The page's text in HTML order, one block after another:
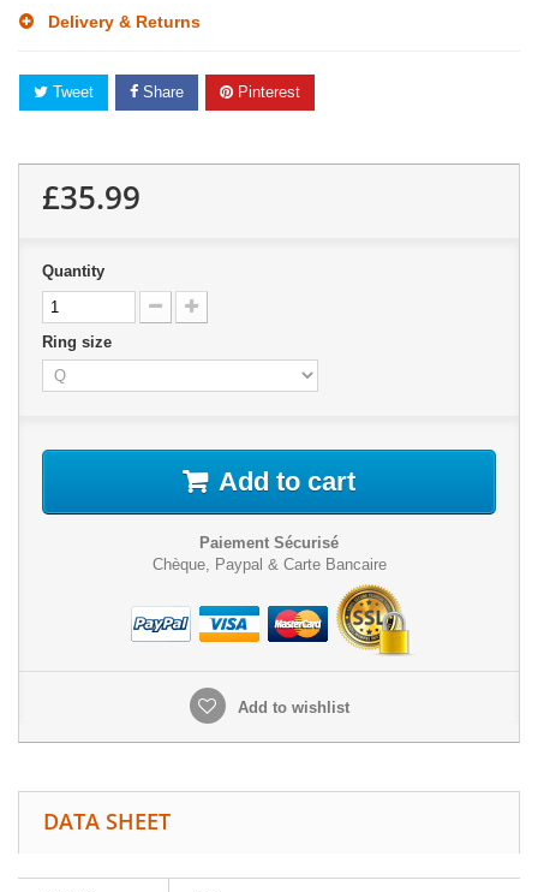
Delivery & Returns
Tweet Share Pinterest
£35.99
Quantity
Ring size
Add to cart
Paiement Sécurisé
Chèque, Paypal & Carte Bancaire
Add to wishlist
DATA SHEET